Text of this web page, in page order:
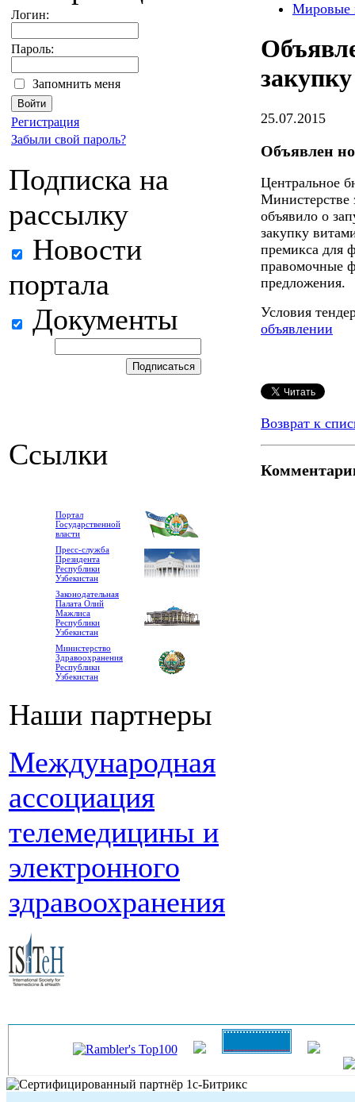
Логин:
Пароль:
Запомнить меня
Регистрация
Забыли свой пароль?
Подписка на
рассылку
Новости
портала
Документы
Ссылки
Портал
Государственной
власти
Пресс-служба
Президента
Республики
Узбекистан
Законодательная
Палата Олий
Мажлиса
Республики
Узбекистан
Министерство
Здравоохранения
Республики
Узбекистан
Наши партнеры
Международная
ассоциация
телемедицины и
электронного
здравоохранения
Мировые
25.07.2015
Объявлен
Центральное
Министерстве
объявило о
закупку
премикса для
правомочные
предложения.
Условия
объявлении
Возврат к